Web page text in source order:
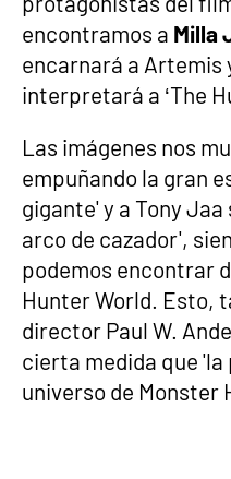
encontramos a Milla
encarnará a Artemis
interpretará a ‘The
Las imágenes nos
empuñando la gran
gigante' y a Tony
arco de cazador',
podemos encontrar
Hunter World. Esto,
director Paul W.
cierta medida que
universo de Monster